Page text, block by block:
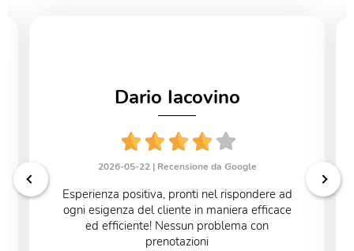
Dario Iacovino
2026-05-22 | Recensione da Google
Esperienza positiva, pronti nel rispondere ad
ogni esigenza del cliente in maniera efficace
ed efficiente! Nessun problema con
prenotazioni